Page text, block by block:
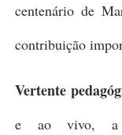
centenário de
contribuição
Vertente
e ao vivo, a